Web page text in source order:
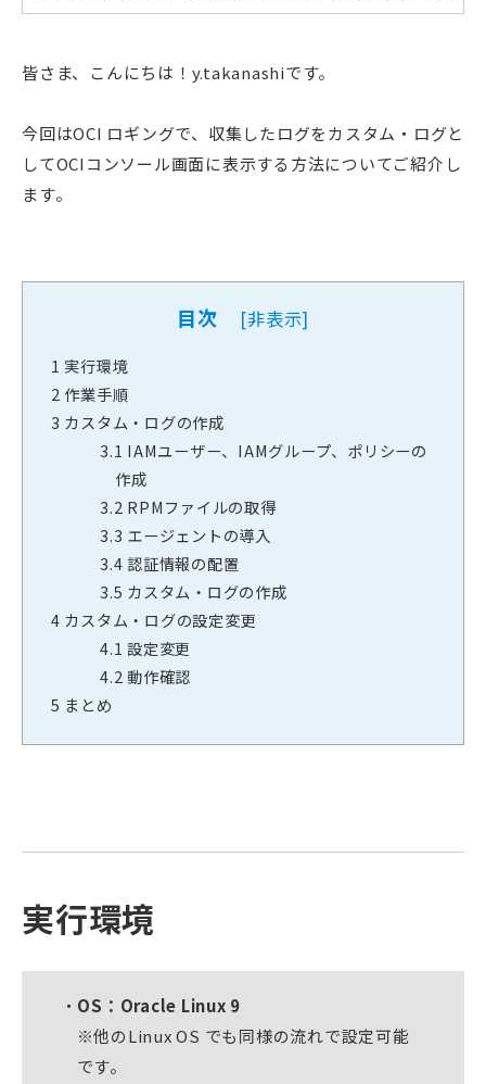
皆さま、こんにちは！y.takanashiです。
今回はOCI ロギングで、収集したログをカスタム・ログと
してOCIコンソール画面に表示する方法についてご紹介し
ます。
目次 [非表示]
1 実行環境
2 作業手順
3 カスタム・ログの作成
3.1 IAMユーザー、IAMグループ、ポリシーの
作成
3.2 RPMファイルの取得
3.3 エージェントの導入
3.4 認証情報の配置
3.5 カスタム・ログの作成
4 カスタム・ログの設定変更
4.1 設定変更
4.2 動作確認
5 まとめ
実行環境
OS：Oracle Linux 9
※他のLinux OS でも同様の流れで設定可能
です。